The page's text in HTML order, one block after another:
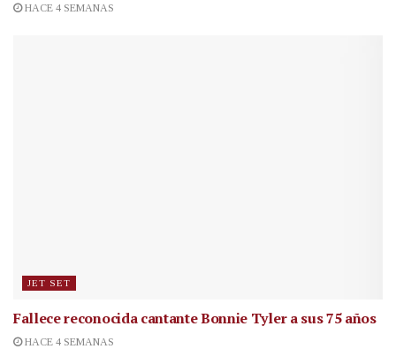
HACE 4 SEMANAS
JET SET
Fallece reconocida cantanteBonnie Tyler a sus 75 años
HACE 4 SEMANAS